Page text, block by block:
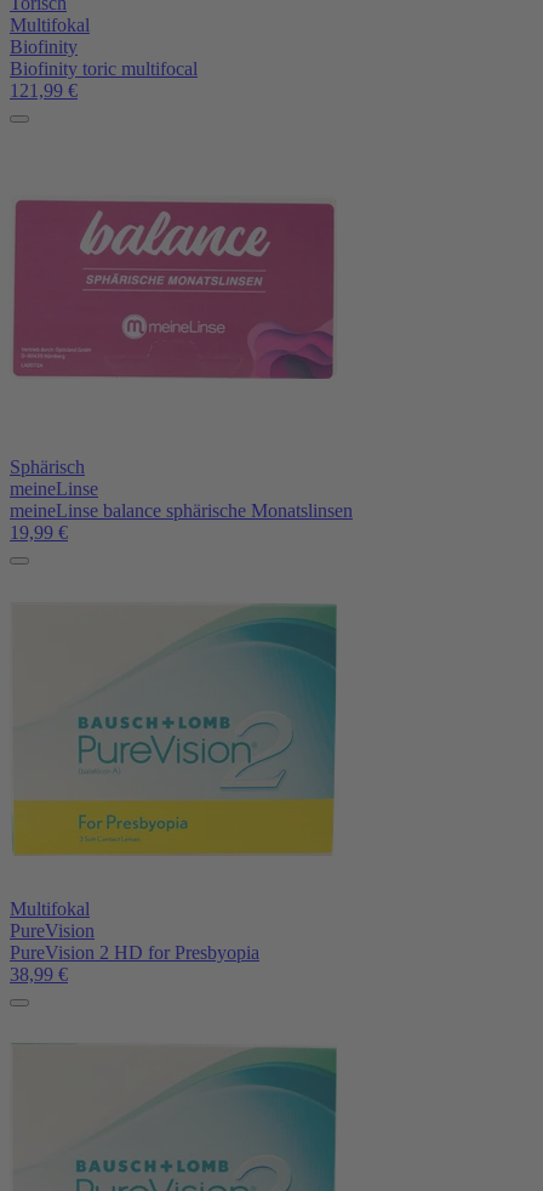
Multifokal
Biofinity
Biofinity toric multifocal
121,99 €
Sphärisch
meineLinse
meineLinse balance sphärische Monatslinsen
19,99 €
Multifokal
PureVision
PureVision 2 HD for Presbyopia
38,99 €